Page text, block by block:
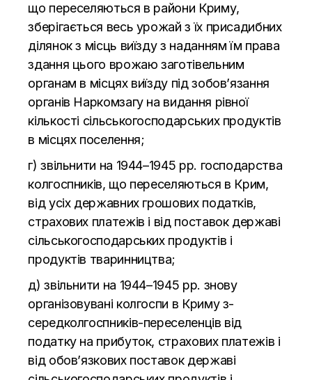
що переселяються в райони Криму,
зберігається весь урожай з їх присадибних
ділянок з місць виїзду з наданням їм права
здання цього врожаю заготівельним
органам в місцях виїзду під зобов’язання
органів Наркомзагу на видання рівної
кількості сільськогосподарських продуктів
в місцях поселення;
г) звільнити на 1944–1945 рр. господарства
колгоспників, що переселяються в Крим,
від усіх державних грошових податків,
страхових платежів і від поставок державі
сільськогосподарських продуктів і
продуктів тваринництва;
д) звільнити на 1944–1945 рр. знову
організовувані колгоспи в Кримуз-
середколгоспників-переселенців від
податку на прибуток, страхових платежів і
від обов’язкових поставок державі